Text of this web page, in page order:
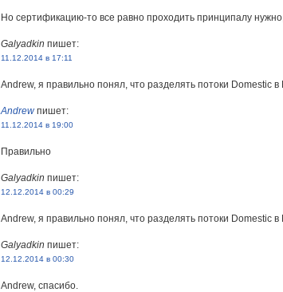
Но сертификацию-то все равно проходить принципалу
Galyadkin пишет:
11.12.2014 в 17:11
Andrew, я правильно понял, что разделять потоки
Andrewпишет:
11.12.2014 в 19:00
Правильно
Galyadkin пишет:
12.12.2014 в 00:29
Andrew, я правильно понял, что разделять потоки
Galyadkin пишет:
12.12.2014 в 00:30
Andrew, спасибо.